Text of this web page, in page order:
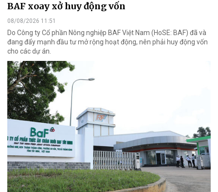
BAF xoay xở huy động vốn
08/08/2026 11:51
Do Công ty Cổ phần Nông nghiệp BAF Việt Nam (HoSE: BAF) đã và
đang đẩy mạnh đầu tư mở rộng hoạt động, nên phải huy động vốn
cho các dự án.